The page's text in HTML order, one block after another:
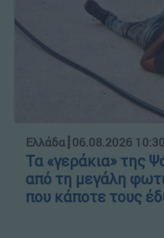
Ελλάδα┋06.08.2026 10:30
Τα «γεράκια» της
από τη μεγάλη
που κάποτε τους